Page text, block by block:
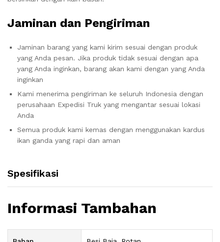
Jaminan dan Pengiriman
Jaminan barang yang kami kirim sesuai dengan produk
yang Anda pesan. Jika produk tidak sesuai dengan apa
yang Anda inginkan, barang akan kami dengan yang Anda
inginkan
Kami menerima pengiriman ke seluruh Indonesia dengan
perusahaan Expedisi Truk yang mengantar sesuai lokasi
Anda
Semua produk kami kemas dengan menggunakan kardus
ikan ganda yang rapi dan aman
Spesifikasi
Informasi Tambahan